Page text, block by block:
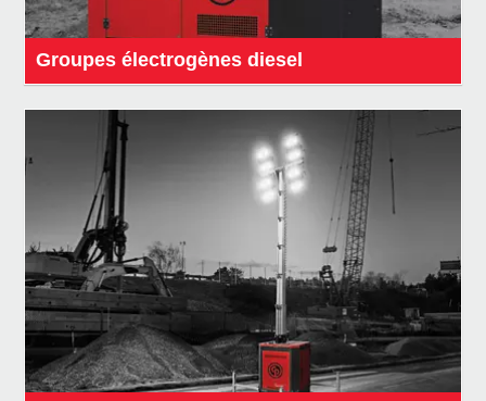
Groupes électrogènes diesel